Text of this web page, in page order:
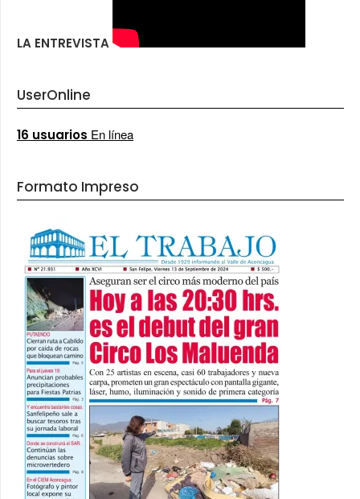
LA ENTREVISTA
UserOnline
16 usuarios En línea
Formato Impreso